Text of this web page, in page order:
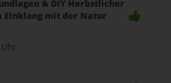
& DIY Herbstlicher
Einklang mit der Natur